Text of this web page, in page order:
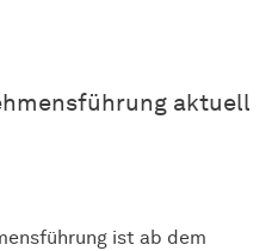
aktuell
ist ab dem